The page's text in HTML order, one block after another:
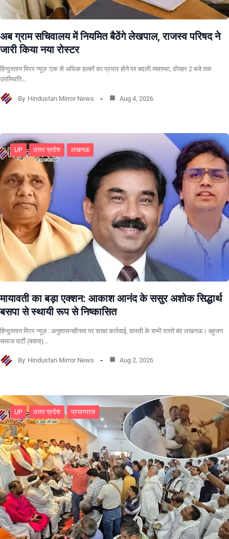
अब ग्राम सचिवालय में नियमित बैठेंगे लेखपाल, राजस्व परिषद ने
जारी किया नया रोस्टर
हिन्दुस्तान मिरर न्यूज़ :एक से अधिक हल्कों का प्रभार होने पर बदली व्यवस्था, दोपहर 2 बजे तक
उपस्थिति…
By Hindustan Mirror News Aug 4, 2026
UP उत्तर प्रदेश लखनऊ
मायावती का बड़ा एक्शन: आकाश आनंद के ससुर अशोक सिद्धार्थ
बसपा से स्थायी रूप से निष्कासित
हिन्दुस्तान मिरर न्यूज़ : अनुशासनहीनता पर सख्त कार्रवाई, वापसी के सभी रास्ते बंद लखनऊ। बहुजन
समाज पार्टी (बसपा)…
By Hindustan Mirror News Aug 2, 2026
UP उत्तर प्रदेश प्रयागराज